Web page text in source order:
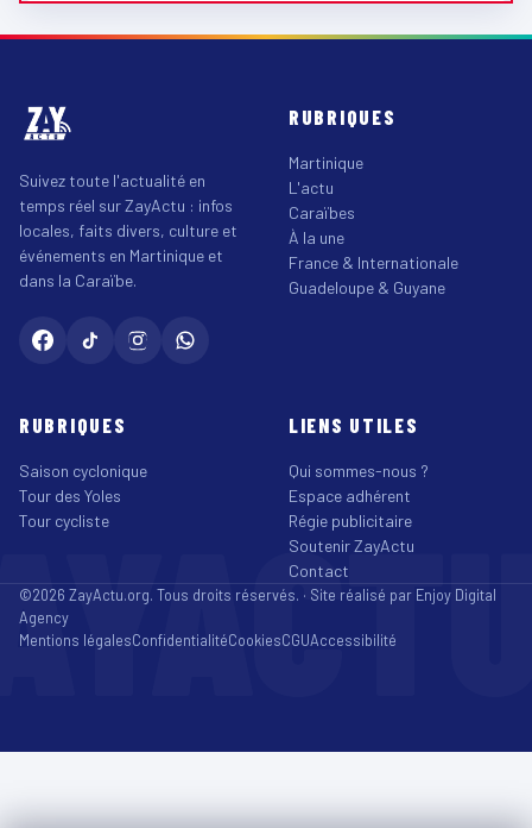
Suivez toute l'actualité en
temps réel sur ZayActu : infos
locales, faits divers, culture et
événements en Martinique et
dans la Caraïbe.
RUBRIQUES
Martinique
L'actu
Caraïbes
À la une
France & Internationale
Guadeloupe & Guyane
RUBRIQUES
Saison cyclonique
Tour des Yoles
Tour cycliste
LIENS UTILES
Qui sommes-nous ?
Espace adhérent
Régie publicitaire
Soutenir ZayActu
Contact
©2026 ZayActu.org. Tous droits réservés. · Site réalisé par Enjoy Digital
Agency
Mentions légalesConfidentialitéCookiesCGUAccessibilité